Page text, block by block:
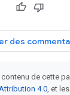
des
de cette
4.0, et